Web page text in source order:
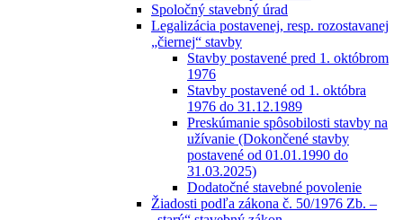
Spoločný stavebný úrad
Legalizácia postavenej, resp. rozostavanej
„čiernej“ stavby
Stavby postavené pred 1. októbrom
1976
Stavby postavené od 1. októbra
1976 do 31.12.1989
Preskúmanie spôsobilosti stavby na
užívanie (Dokončené stavby
postavené od 01.01.1990 do
31.03.2025)
Dodatočné stavebné povolenie
Žiadosti podľa zákona č. 50/1976 Zb. –